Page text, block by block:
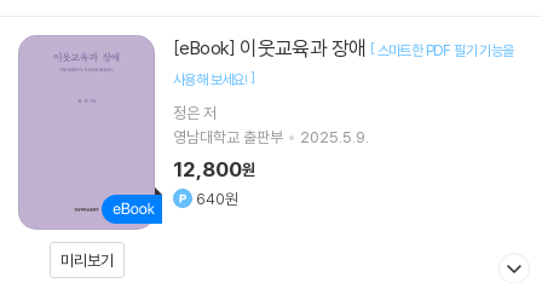
미리보기
[eBook] 이웃교육과 장애 [스마트한 PDF 필기 기능을
사용해 보세요!]
정은 저
영남대학교 출판부
2025.5.9.
12,800원
640원